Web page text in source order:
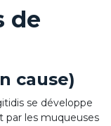
de
cause)
se développe
par les muqueuses